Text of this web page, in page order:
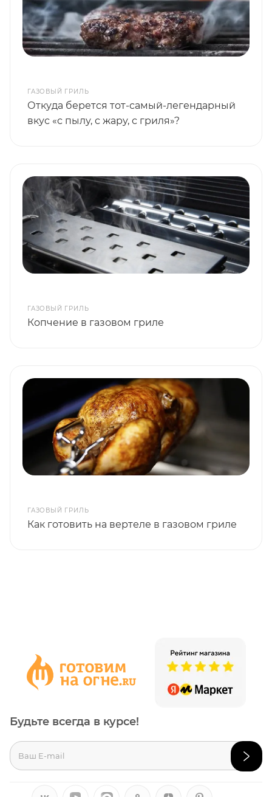
ГАЗОВЫЙ ГРИЛЬ
Откуда берется тот-самый-легендарный
вкус «с пылу, с жару, с гриля»?
ГАЗОВЫЙ ГРИЛЬ
Копчение в газовом гриле
ГАЗОВЫЙ ГРИЛЬ
Как готовить на вертеле в газовом гриле
Будьте всегда в курсе!